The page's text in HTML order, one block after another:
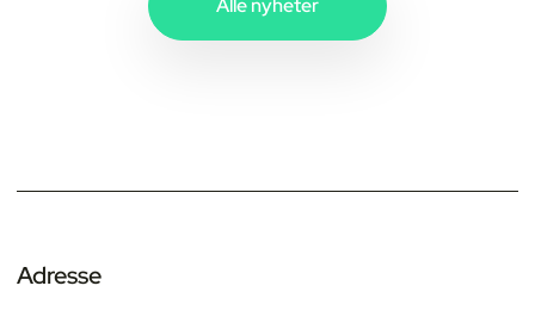
Adresse